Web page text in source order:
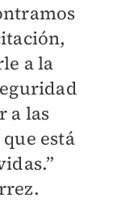
a la
a las
está